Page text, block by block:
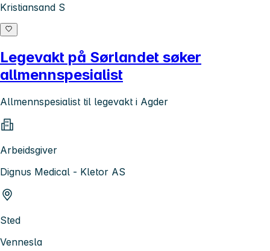
Kristiansand S
Legevakt på Sørlandet søker
allmennspesialist
Allmennspesialist til legevakt i Agder
Arbeidsgiver
Dignus Medical - Kletor AS
Sted
Vennesla